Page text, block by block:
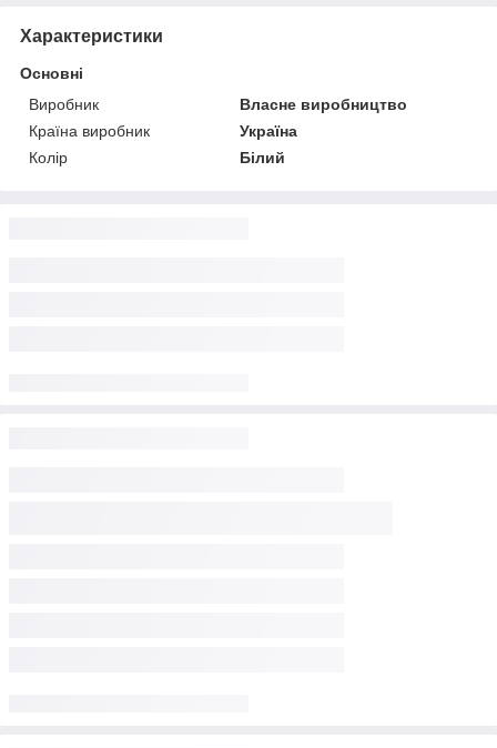
Характеристики
Основні
Виробник
Власне виробництво
Країна виробник
Україна
Колір
Білий